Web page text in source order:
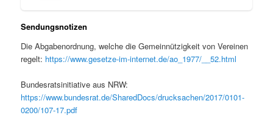
Sendungsnotizen
Die Abgabenordnung, welche die Gemeinnützigkeit von Vereinen
regelt: https://www.gesetze-im-internet.de/ao_1977/__52.html
Bundesratsinitiative aus NRW:
https://www.bundesrat.de/SharedDocs/drucksachen/2017/0101-
0200/107-17.pdf